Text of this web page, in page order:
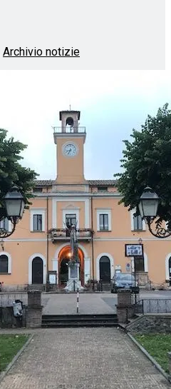
Archivio notizie